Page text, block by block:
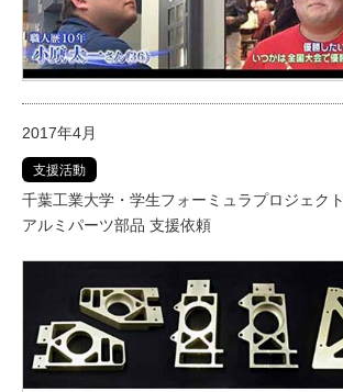
2017年4月
支援活動
千葉工業大学・学生フォーミュラプロジェクト
アルミパーツ部品 支援依頼